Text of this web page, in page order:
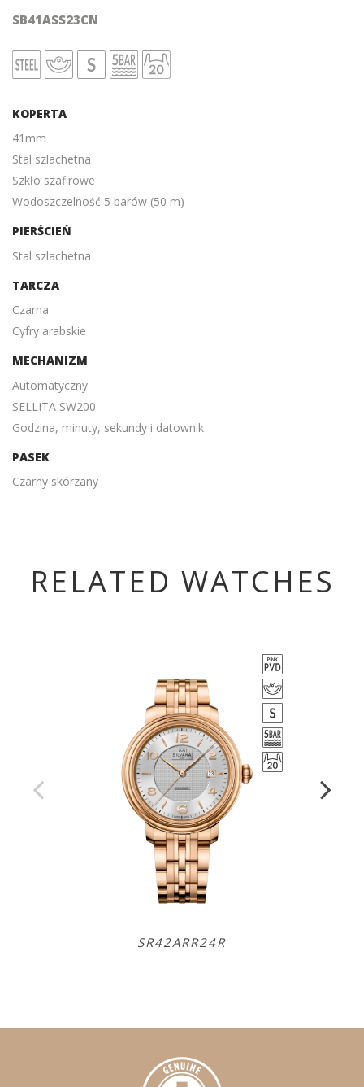
SB41ASS23CN
KOPERTA
41mm
Stal szlachetna
Szkło szafirowe
Wodoszczelność 5 barów (50 m)
PIERŚCIEŃ
Stal szlachetna
TARCZA
Czarna
Cyfry arabskie
MECHANIZM
Automatyczny
SELLITA SW200
Godzina, minuty, sekundy i datownik
PASEK
Czarny skórzany
RELATED WATCHES
SR42ARR24R